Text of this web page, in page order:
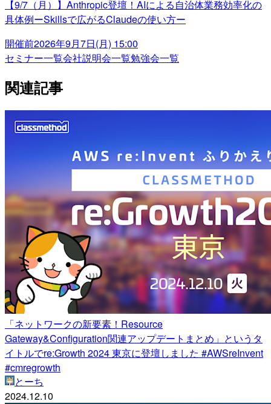
【9/7（月）】Anthropic登壇！AIによる自治体業務効率化の
具体例ーSkillsで広がるClaudeの使い方ー
開催前2026年9月7日(月) 15:00
セミナー一覧会社説明会一覧勉強会一覧
関連記事
「ネットワークの新要素！Resource
Gateway&Configuration関連アップデートまとめ」というタ
イトルでre:Growth 2024 東京に登壇しました #AWSreInvent
#cmregrowth
とーち
2024.12.10